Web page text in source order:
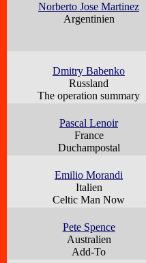
Norberto Jose Martinez
Argentinien
Dmitry Babenko
Russland
The operation summary
Pascal Lenoir
France
Duchampostal
Emilio Morandi
Italien
Celtic Man Now
Pete Spence
Australien
Add-To